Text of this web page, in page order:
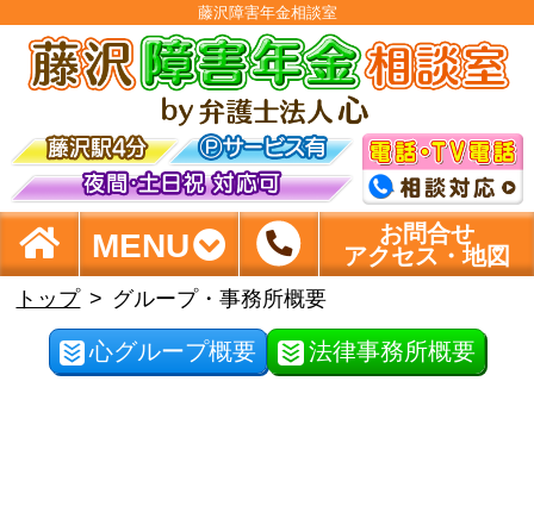
藤沢障害年金相談室
MENU
お問合せ
アクセス・地図
トップ グループ・事務所概要
心グループ概要 法律事務所概要